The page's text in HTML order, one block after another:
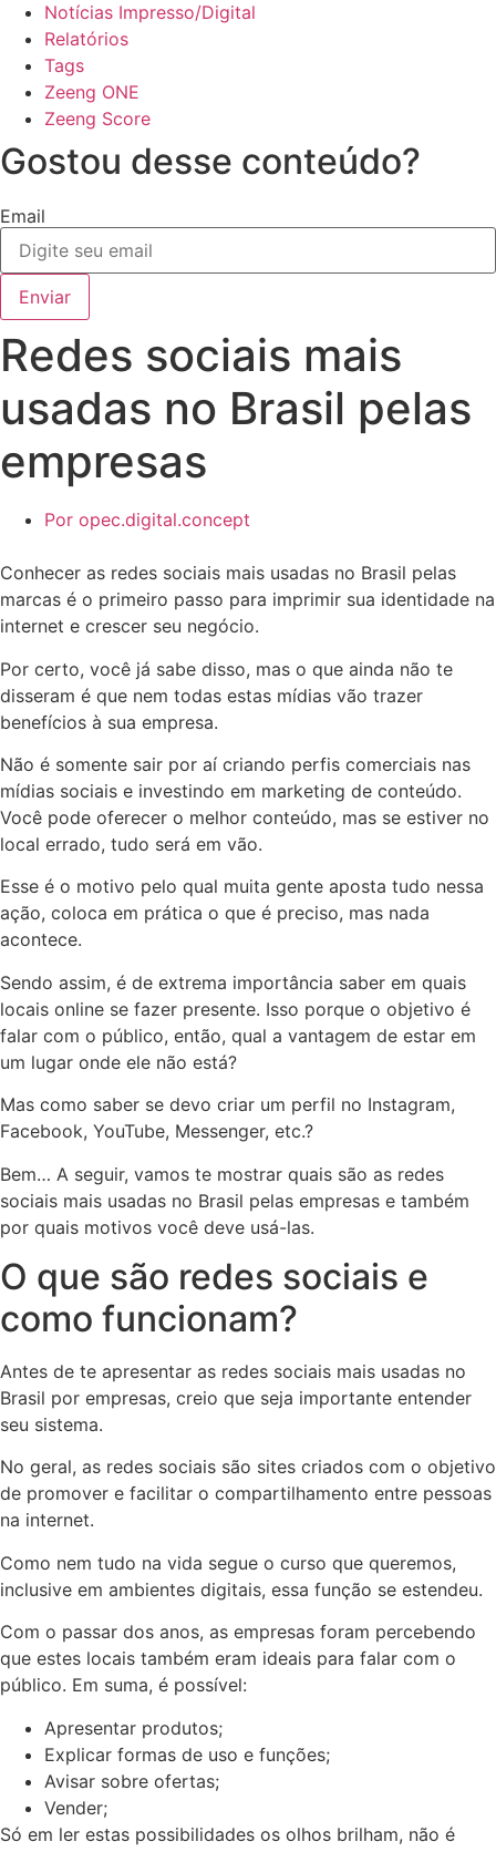
Notícias Impresso/Digital
Relatórios
Tags
Zeeng ONE
Zeeng Score
Gostou desse conteúdo?
Email
Enviar
Redes sociais mais
usadas no Brasil pelas
empresas
Por opec.digital.concept
Conhecer as redes sociais mais usadas no Brasil pelas
marcas é o primeiro passo para imprimir sua identidade na
internet e crescer seu negócio.
Por certo, você já sabe disso, mas o que ainda não te
disseram é que nem todas estas mídias vão trazer
benefícios à sua empresa.
Não é somente sair por aí criando perfis comerciais nas
mídias sociais e investindo em marketing de conteúdo.
Você pode oferecer o melhor conteúdo, mas se estiver no
local errado, tudo será em vão.
Esse é o motivo pelo qual muita gente aposta tudo nessa
ação, coloca em prática o que é preciso, mas nada
acontece.
Sendo assim, é de extrema importância saber em quais
locais online se fazer presente. Isso porque o objetivo é
falar com o público, então, qual a vantagem de estar em
um lugar onde ele não está?
Mas como saber se devo criar um perfil no Instagram,
Facebook, YouTube, Messenger, etc.?
Bem… A seguir, vamos te mostrar quais são as redes
sociais mais usadas no Brasil pelas empresas e também
por quais motivos você deve usá-las.
O que são redes sociais e
como funcionam?
Antes de te apresentar as redes sociais mais usadas no
Brasil por empresas, creio que seja importante entender
seu sistema.
No geral, as redes sociais são sites criados com o objetivo
de promover e facilitar o compartilhamento entre pessoas
na internet.
Como nem tudo na vida segue o curso que queremos,
inclusive em ambientes digitais, essa função se estendeu.
Com o passar dos anos, as empresas foram percebendo
que estes locais também eram ideais para falar com o
público. Em suma, é possível:
Apresentar produtos;
Explicar formas de uso e funções;
Avisar sobre ofertas;
Vender;
Só em ler estas possibilidades os olhos brilham, não é